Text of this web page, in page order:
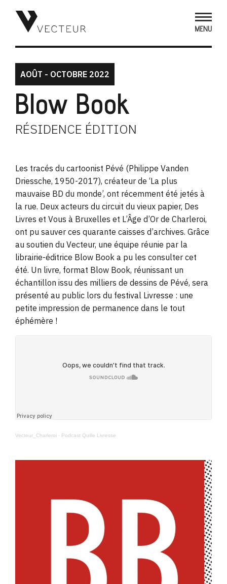
AOÛT - OCTOBRE 2022
Blow Book
RÉSIDENCE ÉDITION
Les tracés du cartoonist Pévé (Philippe Vanden
Driessche, 1950-2017), créateur de ‘La plus
mauvaise BD du monde’, ont récemment été jetés à
la rue. Deux acteurs du circuit du vieux papier, Des
Livres et Vous à Bruxelles et L’Âge d’Or de Charleroi,
ont pu sauver ces quarante caisses d’archives. Grâce
au soutien du Vecteur, une équipe réunie par la
librairie-éditrice Blow Book a pu les consulter cet
été. Un livre, format Blow Book, réunissant un
échantillon issu des milliers de dessins de Pévé, sera
présenté au public lors du festival Livresse : une
petite impression de permanence dans le tout
éphémère !
Vecteur_Charleroi · Podcast Quille Livresse